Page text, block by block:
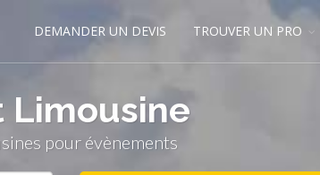
DEMANDER UN DEVIS TROUVER UN PRO
Limousine
pour évènements